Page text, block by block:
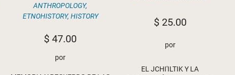
ANTHROPOLOGY,
ETNOHISTORY, HISTORY
$ 47.00
por
$25.00
por
EL JCHI'ILTIK Y LA